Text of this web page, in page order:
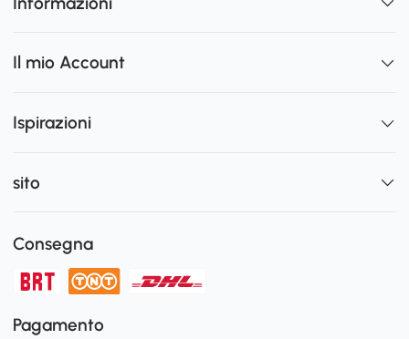
Il mio Account
Ispirazioni
sito
Consegna
Pagamento